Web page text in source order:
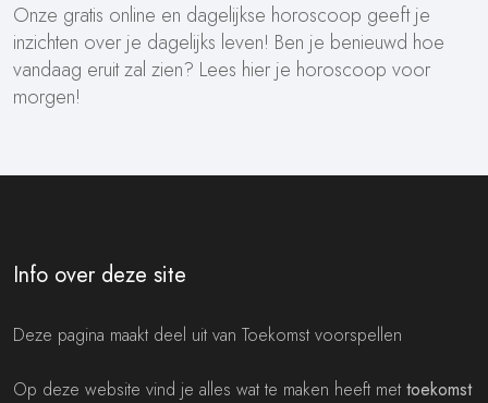
Onze gratis online en dagelijkse horoscoop geeft je
inzichten over je dagelijks leven! Ben je benieuwd hoe
vandaag eruit zal zien? Lees hier je horoscoop voor
morgen!
Info over deze site
Deze pagina maakt deel uit van Toekomst voorspellen
Op deze website vind je alles wat te maken heeft met toekomst